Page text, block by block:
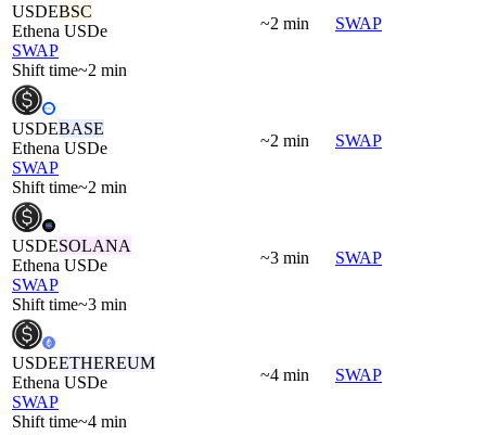
USDEBSC
Ethena USDe
SWAP
Shift time~2 min
~2 min SWAP
USDEBASE
Ethena USDe
SWAP
Shift time~2 min
~2 min SWAP
USDESOLANA
Ethena USDe
SWAP
Shift time~3 min
~3 min SWAP
USDEETHEREUM
Ethena USDe
SWAP
Shift time~4 min
~4 min SWAP